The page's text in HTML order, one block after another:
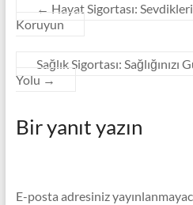
← Hayat Sigortası:
Koruyun
Sağlık Sigortası:
Yolu →
Bir yanıt yazın
E-posta adresiniz